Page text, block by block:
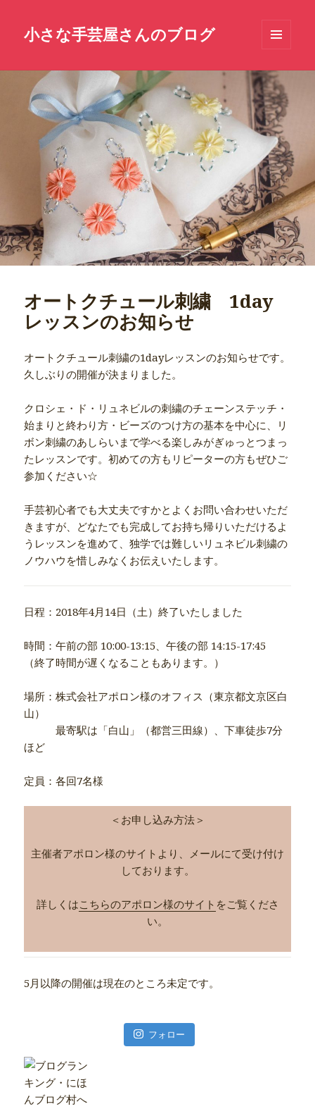
小さな手芸屋さんのブログ
ーとウ
ィジェ
ット
オートクチュール刺繍 1day
レッスンのお知らせ
オートクチュール刺繍の1dayレッスンのお知らせです。
久しぶりの開催が決まりました。
クロシェ・ド・リュネビルの刺繍のチェーンステッチ・
始まりと終わり方・ビーズのつけ方の基本を中心に、リ
ボン刺繍のあしらいまで学べる楽しみがぎゅっとつまっ
たレッスンです。初めての方もリピーターの方もぜひご
参加ください☆
手芸初心者でも大丈夫ですかとよくお問い合わせいただ
きますが、どなたでも完成してお持ち帰りいただけるよ
うレッスンを進めて、独学では難しいリュネビル刺繍の
ノウハウを惜しみなくお伝えいたします。
日程：2018年4月14日（土）終了いたしました
時間：午前の部 10:00-13:15、午後の部 14:15-17:45
（終了時間が遅くなることもあります。）
場所：株式会社アポロン様のオフィス（東京都文京区白
山）
最寄駅は「白山」（都営三田線）、下車徒歩7分
ほど
定員：各回7名様
＜お申し込み方法＞
主催者アポロン様のサイトより、メールにて受け付け
しております。
詳しくはこちらのアポロン様のサイト をご覧くださ
い。
5月以降の開催は現在のところ未定です。
フォロー